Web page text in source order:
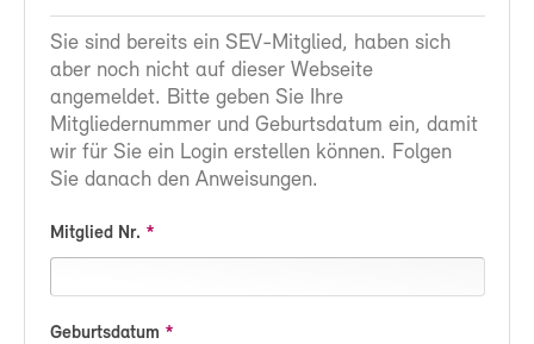
Sie sind bereits ein SEV-Mitglied, haben sich
aber noch nicht auf dieser Webseite
angemeldet. Bitte geben Sie Ihre
Mitgliedernummer und Geburtsdatum ein, damit
wir für Sie ein Login erstellen können. Folgen
Sie danach den Anweisungen.
Mitglied Nr.
Geburtsdatum